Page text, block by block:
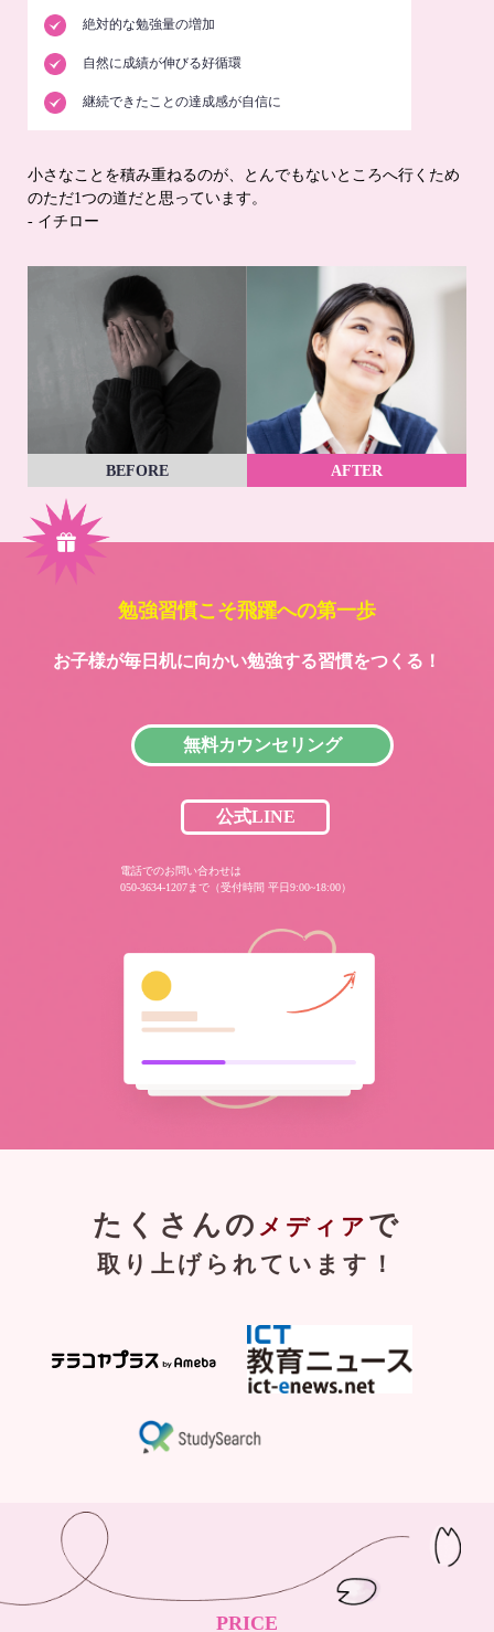
絶対的な勉強量の増加
自然に成績が伸びる好循環
継続できたことの達成感が自信に
小さなことを積み重ねるのが、とんでもないところへ行くため
のただ1つの道だと思っています。
- イチロー
BEFORE AFTER
勉強習慣こそ飛躍への第一歩
お子様が毎日机に向かい勉強する習慣をつくる！
無料カウンセリング
公式LINE
電話でのお問い合わせは
050-3634-1207まで（受付時間 平日9:00~18:00）
たくさんの メディア で
取り上げられています！
PRICE